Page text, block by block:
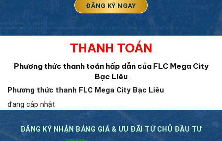
THANH TOÁN
Phương thức thanh toán hấp dẫn của FLC Mega City
Bạc Liêu
Phương thức thanh FLC Mega City Bạc Liêu
đang cập nhật
ĐĂNG KÝ NHẬN BẢNG GIÁ & ƯU ĐÃI TỪ CHỦ ĐẦU TƯ